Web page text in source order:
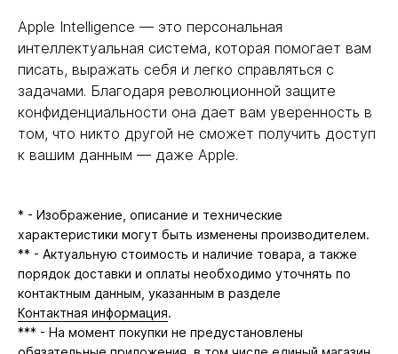
Apple Intelligence — это персональная
интеллектуальная система, которая помогает вам
писать, выражать себя и легко справляться с
задачами. Благодаря революционной защите
конфиденциальности она дает вам уверенность в
том, что никто другой не сможет получить доступ
к вашим данным — даже Apple.
* - Изображение, описание и технические
характеристики могут быть изменены производителем.
** - Актуальную стоимость и наличие товара, а также
порядок доставки и оплаты необходимо уточнять по
контактным данным, указанным в разделе
Контактная информация.
*** - На момент покупки не предустановлены